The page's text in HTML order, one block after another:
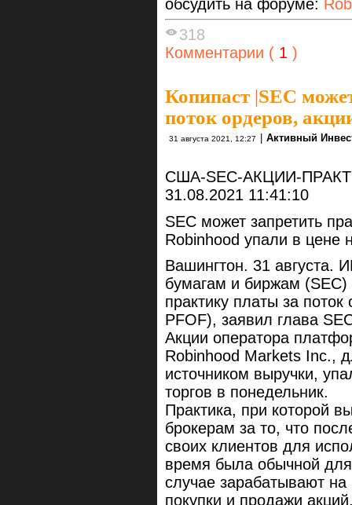
обсудить на форуме:
318
Комментарии ( 1 )
Копипаст |SEC
поток ордеров,
31 августа 2021, 12:27 | Активный
США-SEC-АКЦИИ-
31.08.2021 11:41:10
SEC может запретить
Robinhood упали в цене
Вашингтон. 31
бумагам и биржам
практику платы за
PFOF), заявил глава
Акции оператора
Robinhood Markets Inc.,
источником выручки,
торгов в понедельник.
Практика, при которой
брокерам за то, что
своих клиентов для
время была обычной
случае зарабатывают
покупки и продажи